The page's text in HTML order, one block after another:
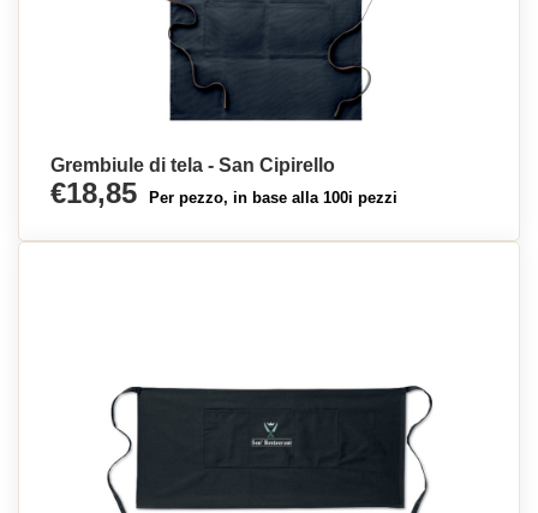
Grembiule di tela - San Cipirello
€18,85 Per pezzo, in base alla 100i pezzi